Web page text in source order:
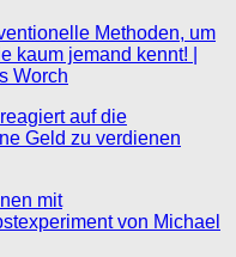
Methoden, um
kaum jemand kennt! |
Worch
auf die
Geld zu verdienen
mit
von Michael